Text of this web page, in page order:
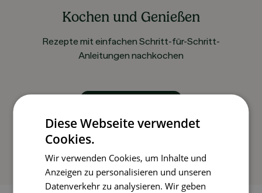
Kochen und Genießen
Rezepte mit einfachen Schritt-für-Schritt-
Anleitungen nachkochen
Diese Webseite verwendet
Cookies.
Wir verwenden Cookies, um Inhalte und
Anzeigen zu personalisieren und unseren
Datenverkehr zu analysieren. Wir geben